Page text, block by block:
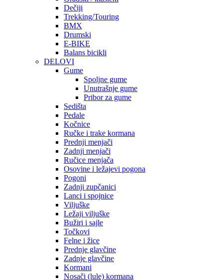
Dečiji
Trekking/Touring
BMX
Drumski
E-BIKE
Balans bicikli
DELOVI
Gume
Spoljne gume
Unutrašnje gume
Pribor za gume
Sedišta
Pedale
Kočnice
Ručke i trake kormana
Prednji menjači
Zadnji menjači
Ručice menjača
Osovine i ležajevi pogona
Pogoni
Zadnji zupčanici
Lanci i spojnice
Viljuške
Ležaji viljuške
Bužiri i sajle
Točkovi
Felne i žice
Prednje glavčine
Zadnje glavčine
Kormani
Nosači (lule) kormana